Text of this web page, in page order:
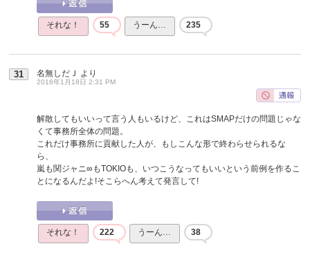
それな！ 55 うーん… 235
31 名無しだＪ より
2016年1月18日 2:31 PM
解散してもいいって言う人もいるけど、これはSMAPだけの問題じゃな
くて事務所全体の問題。
これだけ事務所に貢献した人が、もしこんな形で終わらせられるな
ら、
嵐も関ジャニ∞もTOKIOも、いつこうなってもいいという前例を作るこ
とになるんだよ!そこらへん考えて発言して!
それな！ 222 うーん… 38